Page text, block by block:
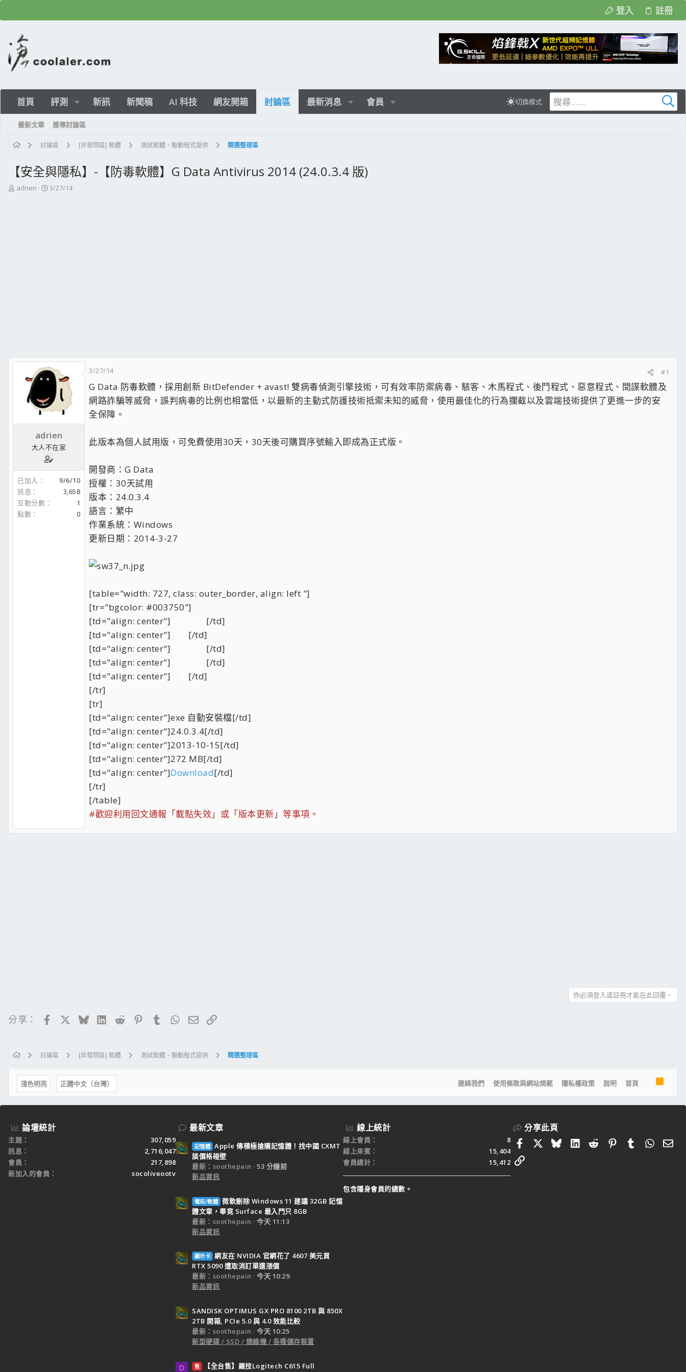
登入 註冊
首頁 評測 新訊 新聞稿 AI 科技 網友開箱 討論區 最新消息 會員 切換模式
最新文章 搜尋討論區
討論區 [非發問區] 軟體 測試軟體、驅動程式提供 精選整理區
【安全與隱私】-【防毒軟體】G Data Antivirus 2014 (24.0.3.4 版)
主
adrien
開
3/27/14
adrien
大人不在家
已加入
9/6/10
訊息
3,658
互動分數
1
點數
0
3/27/14 #1
G Data 防毒軟體，採用創新 BitDefender + avast! 雙病毒偵測引擎技術，可有效率防禦病毒、駭客、木馬程式、後鬥程式、惡意程式、間謀軟體及
網路詐騙等威脅，誤判病毒的比例也相當低，以最新的主動式防護技術抵禦未知的威脅，使用最佳化的行為攔截以及雲端技術提供了更進一步的安
全保障。
此版本為個人試用版，可免費使用30天，30天後可購買序號輸入即成為正式版。
開發商：G Data
授權：30天試用
版本：24.0.3.4
語言：繁中
作業系統：Windows
更新日期：2014-3-27
[table="width: 727, class: outer_border, align: left "]
[tr="bgcolor: #003750"]
[td="align: center"]
[/td]
[td="align: center"]
[/td]
[td="align: center"]
[/td]
[td="align: center"]
[/td]
[td="align: center"]
[/td]
[/tr]
[tr]
[td="align: center"]exe 自動安裝檔[/td]
[td="align: center"]24.0.3.4[/td]
[td="align: center"]2013-10-15[/td]
[td="align: center"]272 MB[/td]
[td="align: center"]Download[/td]
[/tr]
[/table]
#歡迎利用回文通報「載點失效」或「版本更新」等事項。
你必須登入或註冊才能在此回覆。
分享： FacebookBlueskyLinkedIn
RedditPinterestTumblrWhatsApp
電子郵件
連結
討論區 [非發問區] 軟體 測試軟體、驅動程式提供 精選整理區
淺色明亮 正體中文（台灣） 連絡我們 使用條款與網站規範 隱私權政策 說明 首頁
R
S
論壇統計
主題
307,059
訊息
2,716,047
會員
217,898
新加入的會員
socoliveootv
最新文章
記憶體 Apple 傳積極搶購記憶體！找中國 CXMT
談價格碰壁
最新：soothepain
53 分鐘前
新品資訊
電玩/軟體 微軟刪除 Windows 11 建議 32GB 記憶
體文章，畢竟 Surface 最入門只 8GB
最新：soothepain
今天 11:13
新品資訊
顯示卡 網友在 NVIDIA 官網花了 4607 美元買
RTX 5090 遭取消訂單還漲價
最新：soothepain
今天 10:29
新品資訊
SANDISK OPTIMUS GX PRO 8100 2TB 與 850X
2TB 開箱, PCIe 5.0 與 4.0 效能比較
最新：soothepain
今天 10:25
新型硬碟 / SSD / 燒錄機 / 各種儲存裝置
D 售
【全台售】羅技Logitech C615 Full
線上統計
線上會員
8
線上來賓
15,404
會員總計
15,412
包含隱身會員的總數。
分享此頁
FacebookBlueskyLinkedIn
RedditPinterestTumblr 電
連結